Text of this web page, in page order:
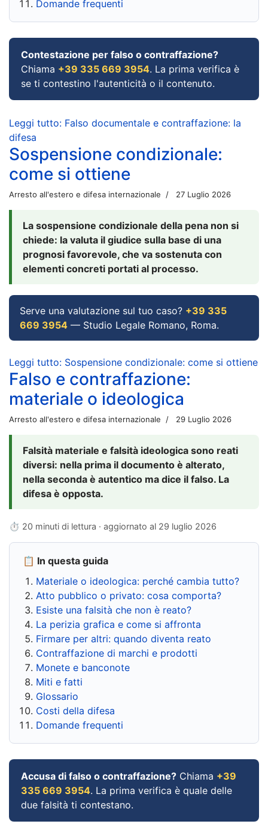
Domande frequenti
Contestazione per falso o contraffazione?
Chiama +39 335 669 3954. La prima verifica è
se ti contestino l'autenticità o il contenuto.
Leggi tutto: Falso documentale e contraffazione: la
difesa
Sospensione condizionale:
come si ottiene
Arresto all'estero e difesa internazionale 27 Luglio 2026
La sospensione condizionale della pena non si
chiede: la valuta il giudice sulla base di una
prognosi favorevole, che va sostenuta con
elementi concreti portati al processo.
Serve una valutazione sul tuo caso? +39 335
669 3954 — Studio Legale Romano, Roma.
Leggi tutto: Sospensione condizionale: come si ottiene
Falso e contraffazione:
materiale o ideologica
Arresto all'estero e difesa internazionale 29 Luglio 2026
Falsità materiale e falsità ideologica sono reati
diversi: nella prima il documento è alterato,
nella seconda è autentico ma dice il falso. La
difesa è opposta.
⏱ 20 minuti di lettura · aggiornato al 29 luglio 2026
📋 In questa guida
Materiale o ideologica: perché cambia tutto?
Atto pubblico o privato: cosa comporta?
Esiste una falsità che non è reato?
La perizia grafica e come si affronta
Firmare per altri: quando diventa reato
Contraffazione di marchi e prodotti
Monete e banconote
Miti e fatti
Glossario
Costi della difesa
Domande frequenti
Accusa di falso o contraffazione? Chiama +39
335 669 3954. La prima verifica è quale delle
due falsità ti contestano.